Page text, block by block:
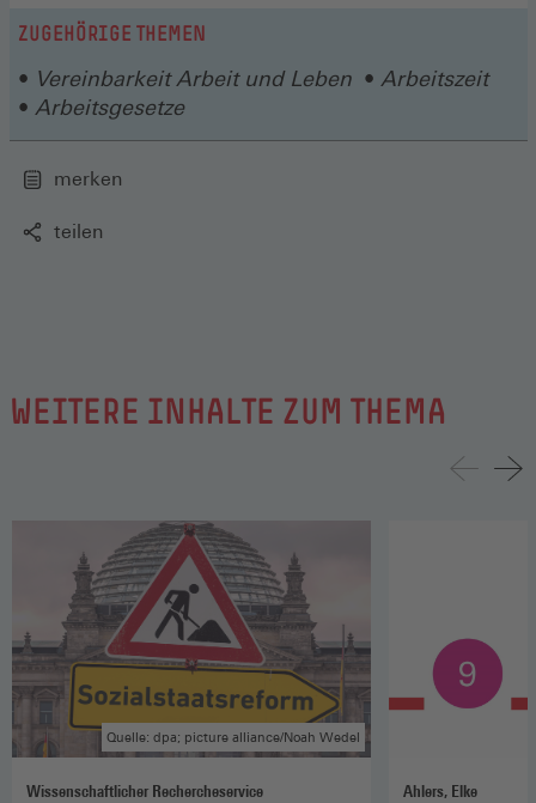
ZUGEHÖRIGE THEMEN
Vereinbarkeit Arbeit und Leben
Arbeitszeit
Arbeitsgesetze
merken
teilen
WEITERE INHALTE ZUM THEMA
Wissenschaftlicher Rechercheservice
Quelle: dpa; picture alliance/Noah Wedel
Ahlers, Elke